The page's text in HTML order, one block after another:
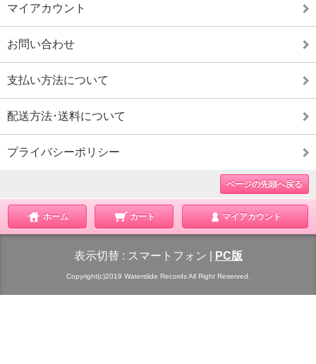
マイアカウント
お問い合わせ
支払い方法について
配送方法･送料について
プライバシーポリシー
ページの先頭へ戻る
ホーム カート マイアカウント
表示切替 : スマートフォン PC版
Copyright(c)2019 Waterslide Records All Right Reserved.